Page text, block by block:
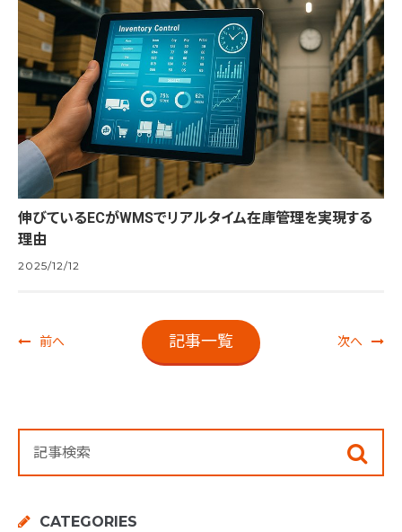
伸びているECがWMSでリアルタイム在庫管理を実現する
理由
2025/12/12
前へ 記事一覧 次へ
CATEGORIES